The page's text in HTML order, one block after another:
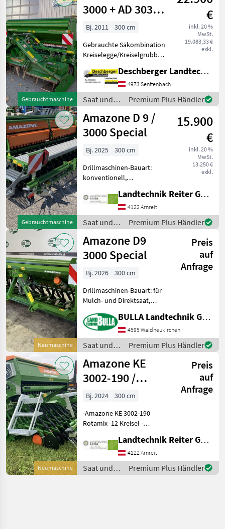
Gebrauchtmaschine
3000 + AD 303
Special
€
inkl. 20 %
MwSt.
19.083,33 €
exkl.
Bj. 2011
300 cm
Gebrauchte Säkombination
Kreiselegge/Kreiselgrubber
Packerwalze KW 302 -
Zinken Neuwertig -
Oberlenker zu Sämaschine -
Gelenkwelle
Deschberger Landtechnik GmbH
4973 Senftenbach
Saat und
Pflege /
Amazone
Premium Plus Händler
Gebrauchtmaschine
Amazone D 9 /
3000 Special
15.900
€
inkl. 20 %
MwSt.
13.250 €
exkl.
Bj. 2025
300 cm
Drillmaschinen-Bauart:
konventionell,
Einscheibenschare,
Extrastriegel,
Fahrgassenschaltung,
Fahrwerk Amazone D9 3000
Spezial, Baujahr 2025 25
Reihen, Ro
Landtechnik Reiter GmbH.
4122 Arnreit
Saat und
Pflege /
Amazone
Premium Plus Händler
Neumaschine
Amazone D9
3000 Special
Preis
auf
Anfrage
Bj. 2026
300 cm
Drillmaschinen-Bauart: für
Mulch- und Direktsaat,
Einscheibenschare,
Extrastriegel,
Fahrgassenschaltung
AMAZONE D9 3000 Special +
Arbeitsbreite 3 Meter +
BULLA Landtechnik GmbH
4595 Waldneukirchen
Saat und
Pflege /
Amazone
Premium Plus Händler
Neumaschine
Amazone KE
3002-190 /
Cataya 3000
Preis
auf
Anfrage
Bj. 2024
300 cm
-Amazone KE 3002-190
Rotamix -12 Kreisel -
500 -Waltescheid GW mit
Nockenschaltkupplung -
Planierschiene -
Zinkenschnellwechsel
Landtechnik Reiter GmbH.
4122 Arnreit
Saat und
Pflege /
Premium Plus Händler